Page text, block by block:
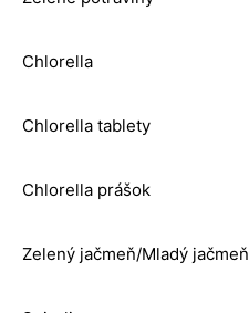
Chlorella
Chlorella tablety
Chlorella prášok
Zelený jačmeň/Mladý jačmeň